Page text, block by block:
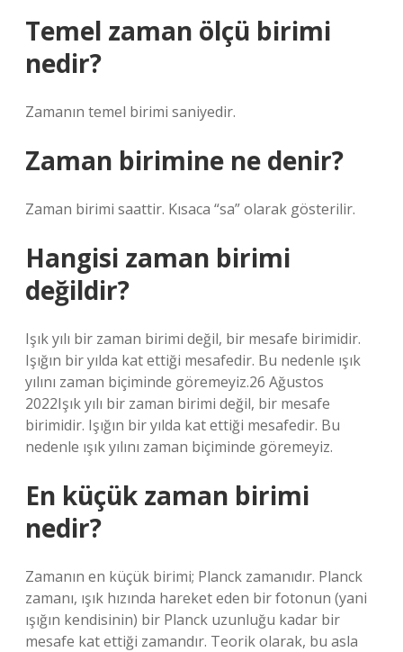
Temel zaman ölçü birimi
nedir?
Zamanın temel birimi saniyedir.
Zaman birimine ne denir?
Zaman birimi saattir. Kısaca “sa” olarak gösterilir.
Hangisi zaman birimi
değildir?
Işık yılı bir zaman birimi değil, bir mesafe birimidir.
Işığın bir yılda kat ettiği mesafedir. Bu nedenle ışık
yılını zaman biçiminde göremeyiz.26 Ağustos
2022Işık yılı bir zaman birimi değil, bir mesafe
birimidir. Işığın bir yılda kat ettiği mesafedir. Bu
nedenle ışık yılını zaman biçiminde göremeyiz.
En küçük zaman birimi
nedir?
Zamanın en küçük birimi; Planck zamanıdır. Planck
zamanı, ışık hızında hareket eden bir fotonun (yani
ışığın kendisinin) bir Planck uzunluğu kadar bir
mesafe kat ettiği zamandır. Teorik olarak, bu asla